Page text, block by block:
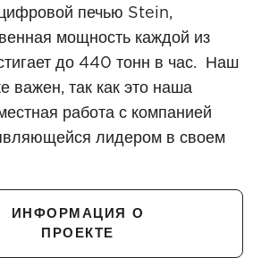
печью Stein,
мощность каждой из
до 440 тонн в час. Наш
важен, так как это наша
работа с компанией
лидером в своем
ИНФОРМАЦИЯ О
ПРОЕКТЕ